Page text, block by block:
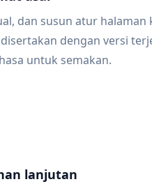
dan susun atur halaman
dengan versi
untuk semakan.
lanjutan